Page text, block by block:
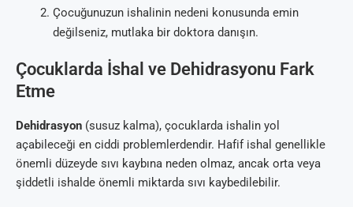
Çocuğunuzun ishalinin nedeni konusunda emin
değilseniz, mutlaka bir doktora danışın.
Çocuklarda İshal ve Dehidrasyonu Fark
Etme
Dehidrasyon (susuz kalma), çocuklarda ishalin yol
açabileceği en ciddi problemlerdendir. Hafif ishal genellikle
önemli düzeyde sıvı kaybına neden olmaz, ancak orta veya
şiddetli ishalde önemli miktarda sıvı kaybedilebilir.